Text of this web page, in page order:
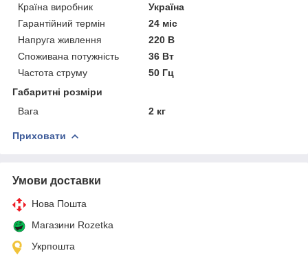
Країна виробник
Україна
Гарантійний термін
24 міс
Напруга живлення
220 В
Споживана потужність
36 Вт
Частота струму
50 Гц
Габаритні розміри
Вага
2 кг
Приховати
Умови доставки
Нова Пошта
Магазини Rozetka
Укрпошта